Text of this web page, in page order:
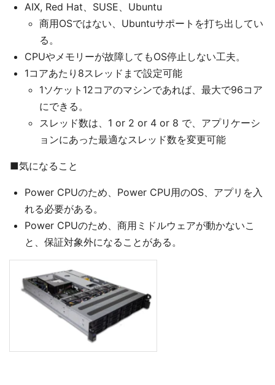
AIX, Red Hat、SUSE、Ubuntu
商用OSではない、Ubuntuサポートを打ち出してい
る。
CPUやメモリーが故障してもOS停止しない工夫。
1コアあたり8スレッドまで設定可能
1ソケット12コアのマシンであれば、最大で96コア
にできる。
スレッド数は、1 or 2 or 4 or 8 で、アプリケーシ
ョンにあった最適なスレッド数を変更可能
■気になること
Power CPUのため、Power CPU用のOS、アプリを入
れる必要がある。
Power CPUのため、商用ミドルウェアが動かないこ
と、保証対象外になることがある。